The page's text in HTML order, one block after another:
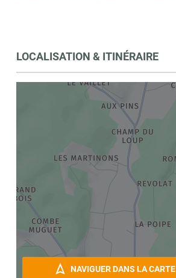
LOCALISATION & ITINÉRAIRE
NAVIGUER DANS LA CARTE